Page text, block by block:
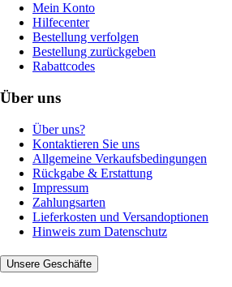
Mein Konto
Hilfecenter
Bestellung verfolgen
Bestellung zurückgeben
Rabattcodes
Über uns
Über uns?
Kontaktieren Sie uns
Allgemeine Verkaufsbedingungen
Rückgabe & Erstattung
Impressum
Zahlungsarten
Lieferkosten und Versandoptionen
Hinweis zum Datenschutz
Unsere Geschäfte